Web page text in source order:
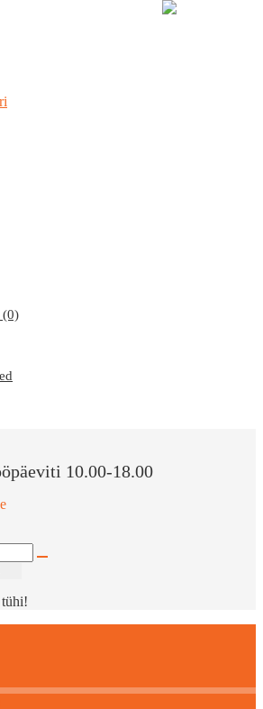
(0)
10.00-18.00